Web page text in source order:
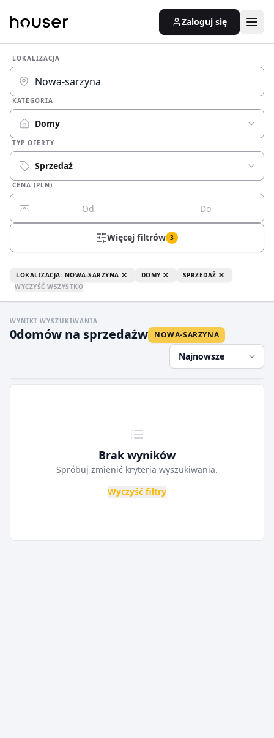
Zaloguj się
LOKALIZACJA
KATEGORIA
Domy
TYP OFERTY
Sprzedaż
CENA (PLN)
Więcej filtrów 3
LOKALIZACJA: NOWA-SARZYNA DOMY
SPRZEDAŻ
WYCZYŚĆ WSZYSTKO
WYNIKI WYSZUKIWANIA
0domów na sprzedażw NOWA-SARZYNA
Najnowsze
Brak wyników
Spróbuj zmienić kryteria wyszukiwania.
Wyczyść filtry